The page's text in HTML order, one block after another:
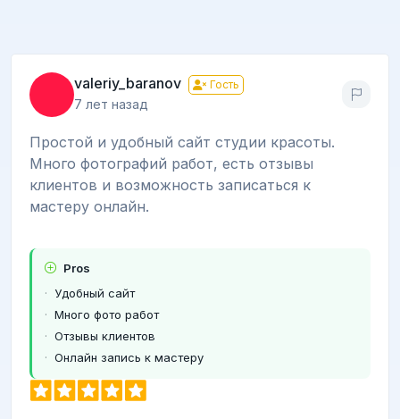
valeriy_baranov Гость
7 лет назад
Простой и удобный сайт студии красоты.
Много фотографий работ, есть отзывы
клиентов и возможность записаться к
мастеру онлайн.
Pros
Удобный сайт
Много фото работ
Отзывы клиентов
Онлайн запись к мастеру